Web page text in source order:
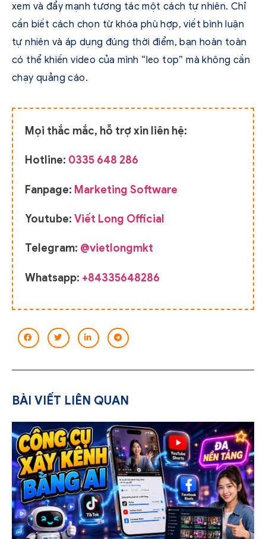
xem và đẩy mạnh tương tác một cách tự nhiên. Chỉ
cần biết cách chọn từ khóa phù hợp, viết bình luận
tự nhiên và áp dụng đúng thời điểm, bạn hoàn toàn
có thể khiến video của mình “leo top” mà không cần
chạy quảng cáo.
Mọi thắc mắc, hỗ trợ xin liên hệ:
Hotline: 0335 648 286
Fanpage: Marketing Software
Youtube: Viết Long Official
Telegram: @vietlongmkt
Whatsapp: +84335648286
BÀI VIẾT LIÊN QUAN